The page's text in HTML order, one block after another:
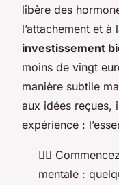
libère des
l’attachement et à
investissement
moins de vingt
manière subtile
aux idées reçues,
expérience :
🧘‍♀️
mentale :